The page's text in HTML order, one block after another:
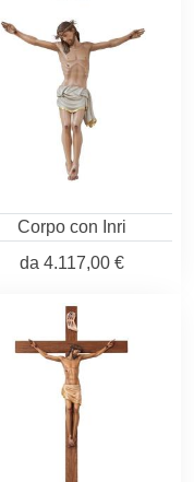
Corpo con Inri
da 4.117,00 €